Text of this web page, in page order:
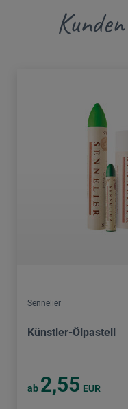
Sennelier
Künstler-Ölpastell
ab 2,55 EUR